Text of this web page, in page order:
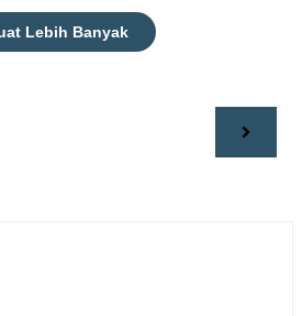
Lebih Banyak